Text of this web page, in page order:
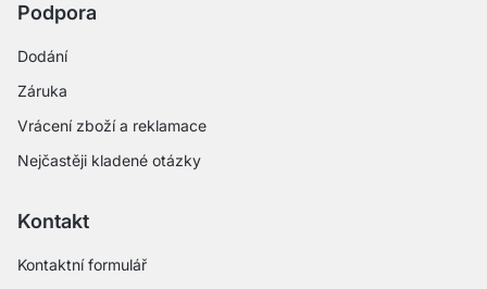
Podpora
Dodání
Záruka
Vrácení zboží a reklamace
Nejčastěji kladené otázky
Kontakt
Kontaktní formulář